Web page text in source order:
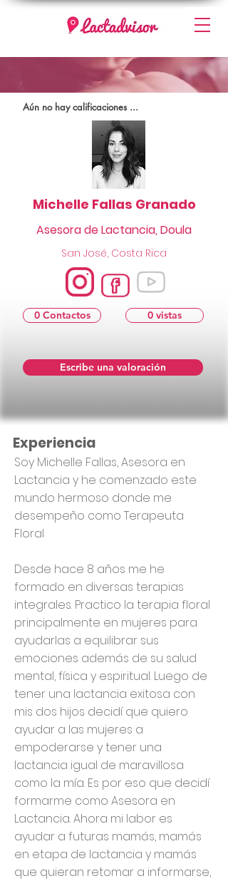
Aún no hay calificaciones ...
Escribe una valoración
0 Contactos
San José, Costa Rica
Michelle Fallas Granado
Asesora de Lactancia, Doula
0 vistas
Soy Michelle Fallas, Asesora en
Lactancia y he comenzado este
mundo hermoso donde me
desempeño como Terapeuta
Floral
Desde hace 8 años me he
formado en diversas terapias
integrales. Practico la terapia floral
principalmente en mujeres para
ayudarlas a equilibrar sus
emociones además de su salud
mental, física y espiritual. Luego de
tener una lactancia exitosa con
mis dos hijos decidí que quiero
ayudar a las mujeres a
empoderarse y tener una
lactancia igual de maravillosa
como la mía. Es por eso que decidí
formarme como Asesora en
Lactancia. Ahora mi labor es
ayudar a futuras mamás, mamás
en etapa de lactancia y mamás
que quieran retomar a informarse,
Experiencia